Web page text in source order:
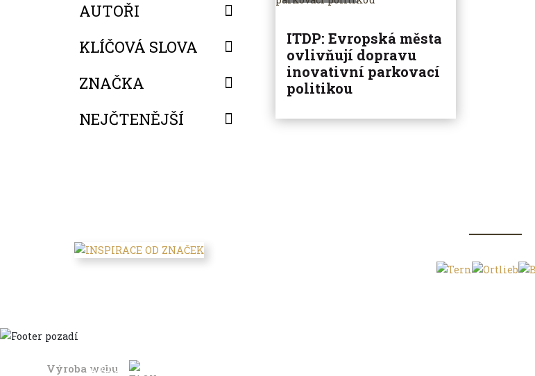
AUTOŘI
KLÍČOVÁ SLOVA
ZNAČKA
NEJČTENĚJŠÍ
ITDP: Evropská města
ovlivňují dopravu
inovativní parkovací
politikou
Výroba webu
Domů